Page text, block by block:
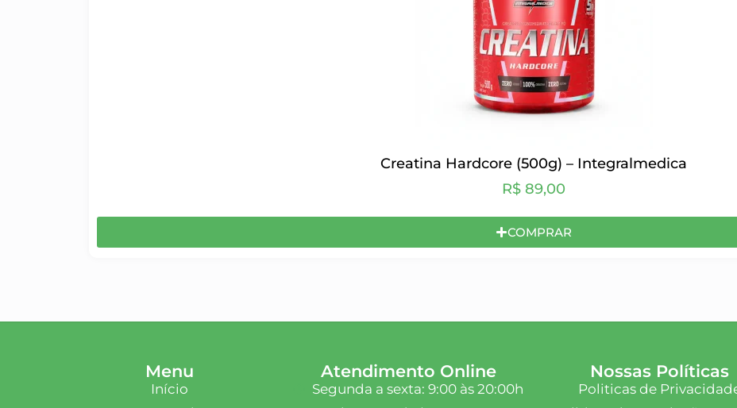
Creatina Hardcore (500g) – Integralmedica
R$ 89,00
COMPRAR
Menu
Início
Atendimento Online
Segunda a sexta: 9:00 às 20:00h
Nossas Políticas
Politicas de